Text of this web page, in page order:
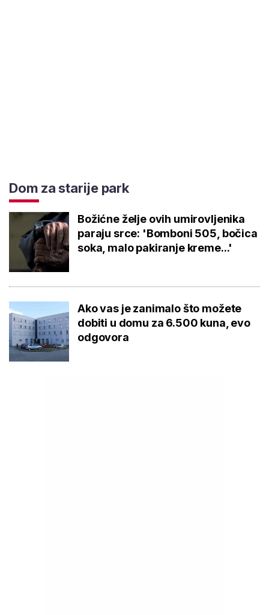
Dom za starije park
Božićne želje ovih umirovljenika
paraju srce: 'Bomboni 505, bočica
soka, malo pakiranje kreme...'
Ako vas je zanimalo što možete
dobiti u domu za 6.500 kuna, evo
odgovora